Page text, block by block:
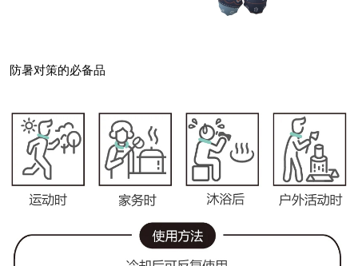
防暑对策的必备品